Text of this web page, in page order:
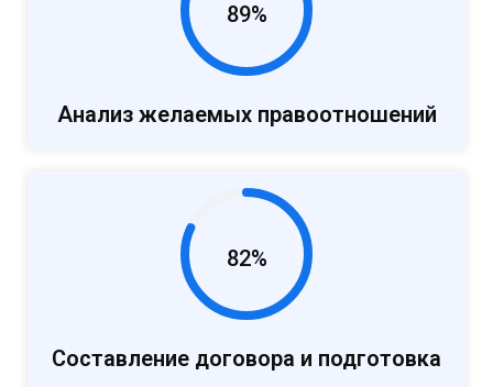
89%
Анализ желаемых правоотношений
82%
Составление договора и подготовка